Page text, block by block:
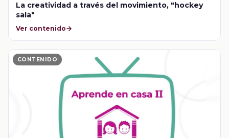
La creatividad a través del movimiento, "hockey
sala"
Ver contenido
CONTENIDO